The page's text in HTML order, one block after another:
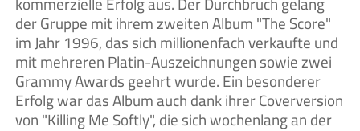
der Gruppe mit ihrem zweiten Album "The Score"
im Jahr 1996, das sich millionenfach verkaufte und
mit mehreren Platin-Auszeichnungen sowie zwei
Grammy Awards geehrt wurde. Ein besonderer
Erfolg war das Album auch dank ihrer Coverversion
von "Killing Me Softly", die sich wochenlang an der